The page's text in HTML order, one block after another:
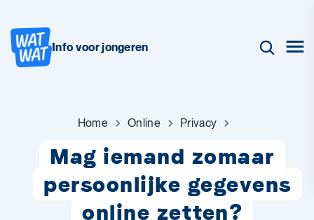
Info voor jongeren
Home Online Privacy
Mag iemand zomaar
persoonlijke gegevens
online zetten?